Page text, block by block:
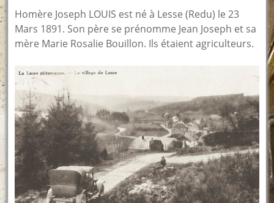
Homère Joseph LOUIS est né à Lesse (Redu) le 23
Mars 1891. Son père se prénomme Jean Joseph et sa
mère Marie Rosalie Bouillon. Ils étaient agriculteurs.